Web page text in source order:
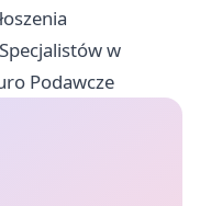
w
Podawcze